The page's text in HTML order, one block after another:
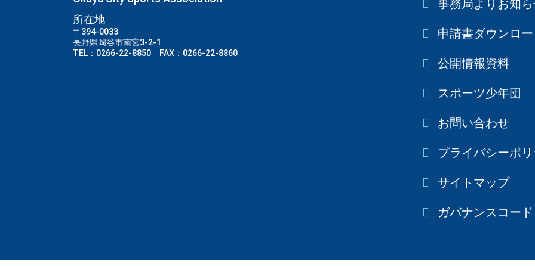
所在地
〒394-0033
長野県岡谷市南宮3-2-1
TEL：0266-22-8850 FAX：0266-22-8860
事務局よりお知
申請書ダウンロー
公開情報資料
スポーツ少年団
お問い合わせ
プライバシーポ
サイトマップ
ガバナンスコード